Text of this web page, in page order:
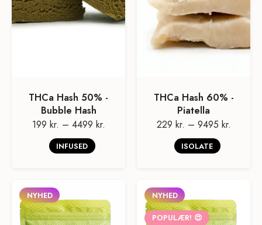
THCa Hash 50% -
Bubble Hash
199 kr. – 4499 kr.
INFUSED
THCa Hash 60% -
Piatella
229 kr. – 9495 kr.
ISOLATE
NYHED NYHED
POPULÆR! 😍